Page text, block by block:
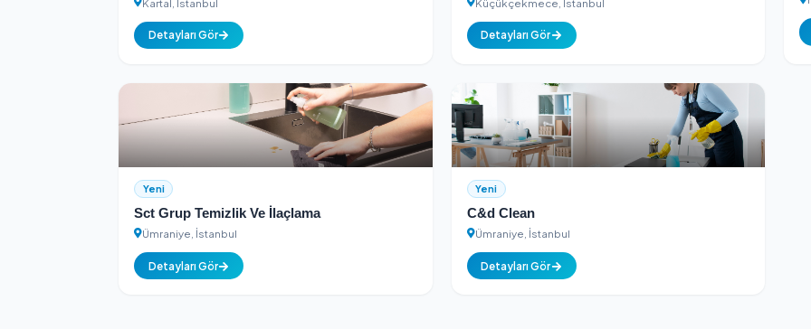
Mns Temizlik Şirketi
Kartal, İstanbul
Detayları Gör Detayları Gör